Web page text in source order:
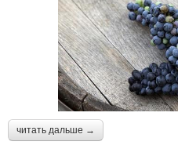
читать дальше →